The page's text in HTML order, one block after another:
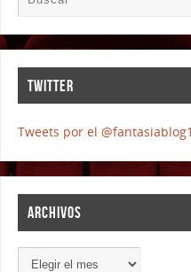
TWITTER
Tweets por el
ARCHIVOS